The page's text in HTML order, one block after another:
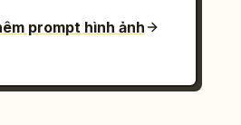
prompt hình ảnh